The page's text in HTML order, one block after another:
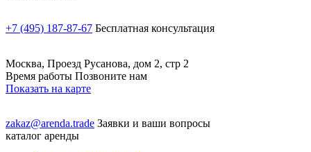
+7 (495) 187-87-67 Бесплатная консультация
Москва, Проезд Русанова, дом 2, стр 2
Время работы Позвоните нам
Показать на карте
zakaz@arenda.trade Заявки и ваши вопросы
каталог аренды